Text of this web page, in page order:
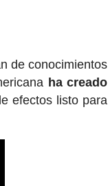
de conocimientos
ha creado
efectos listo para